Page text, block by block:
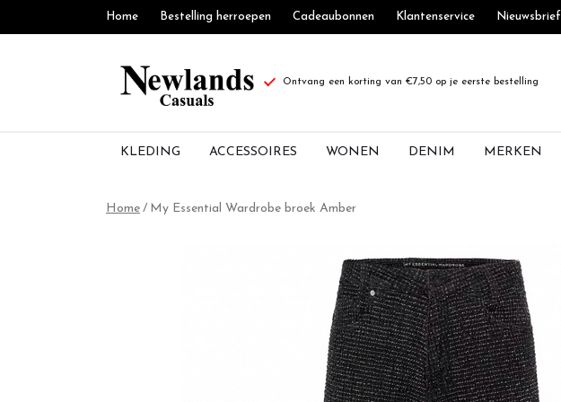
Home Bestelling herroepen Cadeaubonnen Klantenservice Nieuwsbrief
Ontvang een korting van €7,50 op je eerste bestelling
KLEDING ACCESSOIRES WONEN DENIM MERKEN
Home My Essential Wardrobe broek Amber